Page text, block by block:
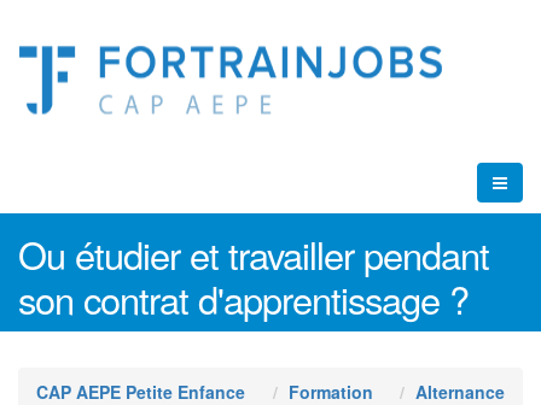
Ou étudier et travailler pendant
son contrat d'apprentissage ?
CAP AEPE Petite Enfance Formation
Alternance